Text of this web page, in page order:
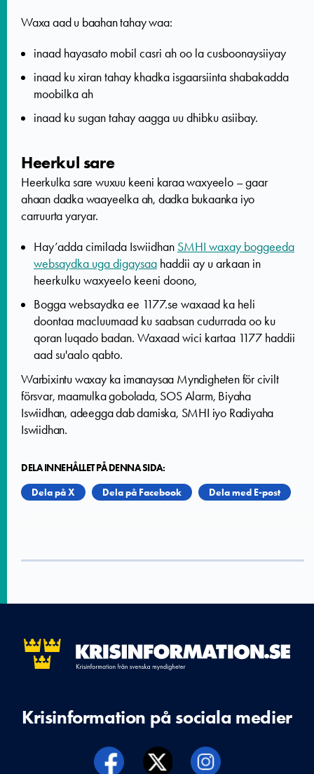
Waxa aad u baahan tahay waa:
inaad hayasato mobil casri ah oo la cusboonaysiiyay
inaad ku xiran tahay khadka isgaarsiinta shabakadda
moobilka ah
inaad ku sugan tahay aagga uu dhibku asiibay.
Heerkul sare
Heerkulka sare wuxuu keeni karaa waxyeelo – gaar
ahaan dadka waayeelka ah, dadka bukaanka iyo
carruurta yaryar.
Hay’adda cimilada Iswiidhan SMHI waxay boggeeda
websaydka uga digaysaa haddii ay u arkaan in
heerkulku waxyeelo keeni doono,
Bogga websaydka ee 1177.se waxaad ka heli
doontaa macluumaad ku saabsan cudurrada oo ku
qoran luqado badan. Waxaad wici kartaa 1177 haddii
aad su'aalo qabto.
Warbixintu waxay ka imanaysaa Myndigheten för civilt
försvar, maamulka gobolada, SOS Alarm, Biyaha
Iswiidhan, adeegga dab damiska, SMHI iyo Radiyaha
Iswiidhan.
DELA INNEHÅLLET PÅ DENNA SIDA:
Dela på X
Dela på Facebook Dela med E-post
Krisinformation på sociala medier